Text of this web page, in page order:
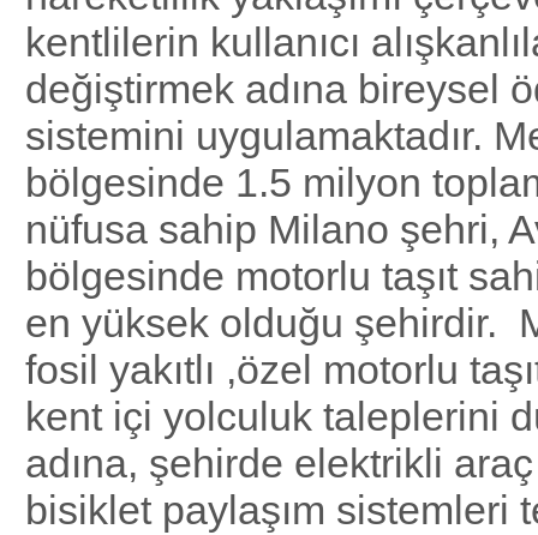
kentlilerin kullanıcı
değiştirmek adına bireysel
sistemini uygulamaktadır.
bölgesinde 1.5 milyon
nüfusa sahip Milano şehri,
bölgesinde motorlu taşıt
en yüksek olduğu şehirdir.
fosil yakıtlı ,özel motorlu
kent içi yolculuk taleplerini
adına, şehirde elektrikli
bisiklet paylaşım sistemleri